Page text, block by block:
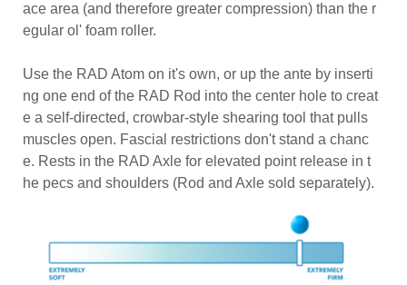
ace area (and therefore greater compression) than the r
egular ol' foam roller.
Use the RAD Atom on it's own, or up the ante by inserti
ng one end of the RAD Rod into the center hole to creat
e a self-directed, crowbar-style shearing tool that pulls
muscles open. Fascial restrictions don't stand a chanc
e. Rests in the RAD Axle for elevated point release in t
he pecs and shoulders (Rod and Axle sold separately).